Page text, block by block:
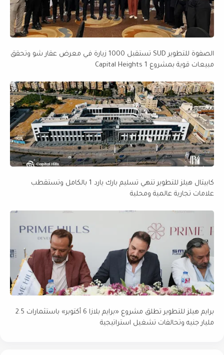
الصفوة للتطوير SUD تستقبل 1000 زيارة في معرض عقار شو وتحقق
مبيعات قوية بمشروع Capital Heights 1
كابيتال هيلز للتطوير تنهي تسليم بارك يارد 1 بالكامل وتستقطب
علامات تجارية عالمية ومحلية
برايم هيلز للتطوير تطلق مشروع «برايم بلازا 6 أكتوبر» باستثمارات 2.5
مليار جنيه وتحالفات تشغيل استراتيجية